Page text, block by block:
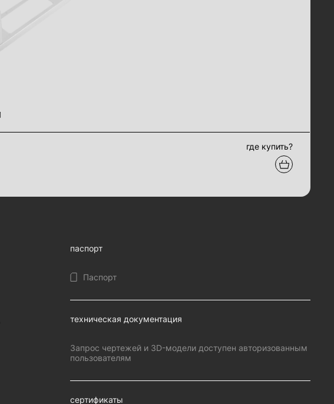
где купить?
паспорт
Паспорт
техническая документация
Запрос чертежей и 3D-модели доступен авторизованным
пользователям
сертификаты